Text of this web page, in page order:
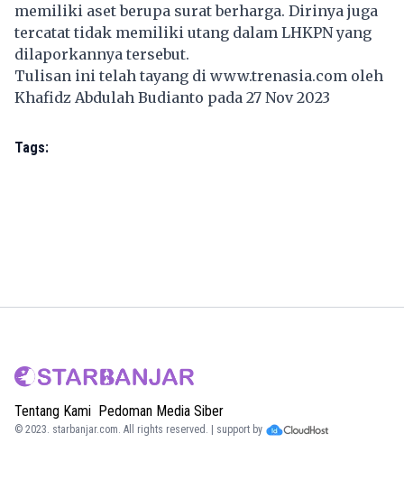
memiliki aset berupa surat berharga. Dirinya juga
tercatat tidak memiliki utang dalam LHKPN yang
dilaporkannya tersebut.
Tulisan ini telah tayang di www.trenasia.com oleh
Khafidz Abdulah Budianto pada 27 Nov 2023
Tags:
Tentang Kami Pedoman Media Siber
© 2023. starbanjar.com. All rights reserved. | support by